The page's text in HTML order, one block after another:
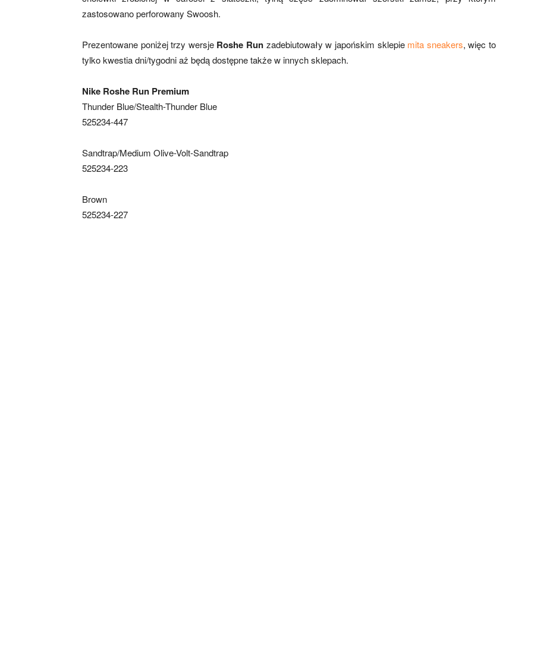
zastosowano perforowany Swoosh.
Prezentowane poniżej trzy wersje Roshe Run zadebiutowały w japońskim sklepie mita sneakers, więc to
tylko kwestia dni/tygodni aż będą dostępne także w innych sklepach.
Nike Roshe Run Premium
Thunder Blue/Stealth-Thunder Blue
525234-447
Sandtrap/Medium Olive-Volt-Sandtrap
525234-223
Brown
525234-227